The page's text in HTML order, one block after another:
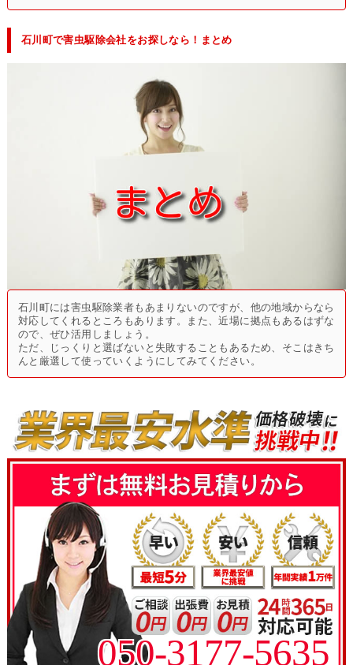
石川町で害虫駆除会社をお探しなら！まとめ
石川町には害虫駆除業者もあまりないのですが、他の地域からなら
対応してくれるところもあります。また、近場に拠点もあるはずな
ので、ぜひ活用しましょう。
ただ、じっくりと選ばないと失敗することもあるため、そこはきち
んと厳選して使っていくようにしてみてください。
050-3177-5635